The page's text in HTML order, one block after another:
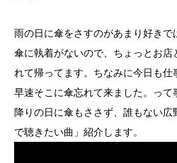
雨の日に傘をさすのがあまり好きで
傘に執着がないので、ちょっとお
れて帰ってます。ちなみに今日も
早速そこに傘忘れて来ました。っ
降りの日に傘もささず、誰もない
で聴きたい曲」紹介します。